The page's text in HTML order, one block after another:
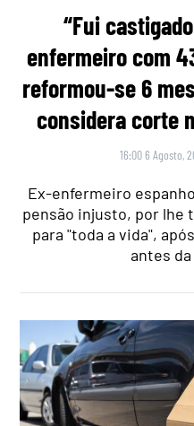
“Fui
enfermeiro com
reformou-se 6
considera corte
16:00 6 Agosto,
Ex-enfermeiro
pensão injusto, por lhe
para "toda a vida",
antes